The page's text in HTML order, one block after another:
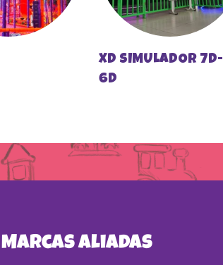
XD SIMULADOR 7D-
6D
Marcas Aliadas